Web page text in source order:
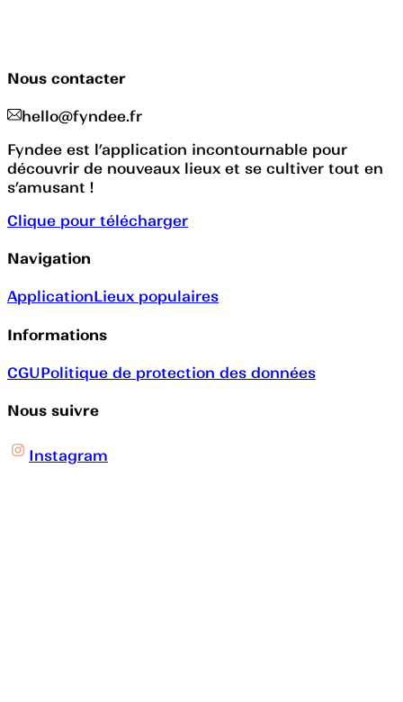
Nous contacter
hello@fyndee.fr
Fyndee est l’application incontournable pour
découvrir de nouveaux lieux et se cultiver tout en
s’amusant !
Clique pour télécharger
Navigation
ApplicationLieux populaires
Informations
CGUPolitique de protection des données
Nous suivre
Instagram